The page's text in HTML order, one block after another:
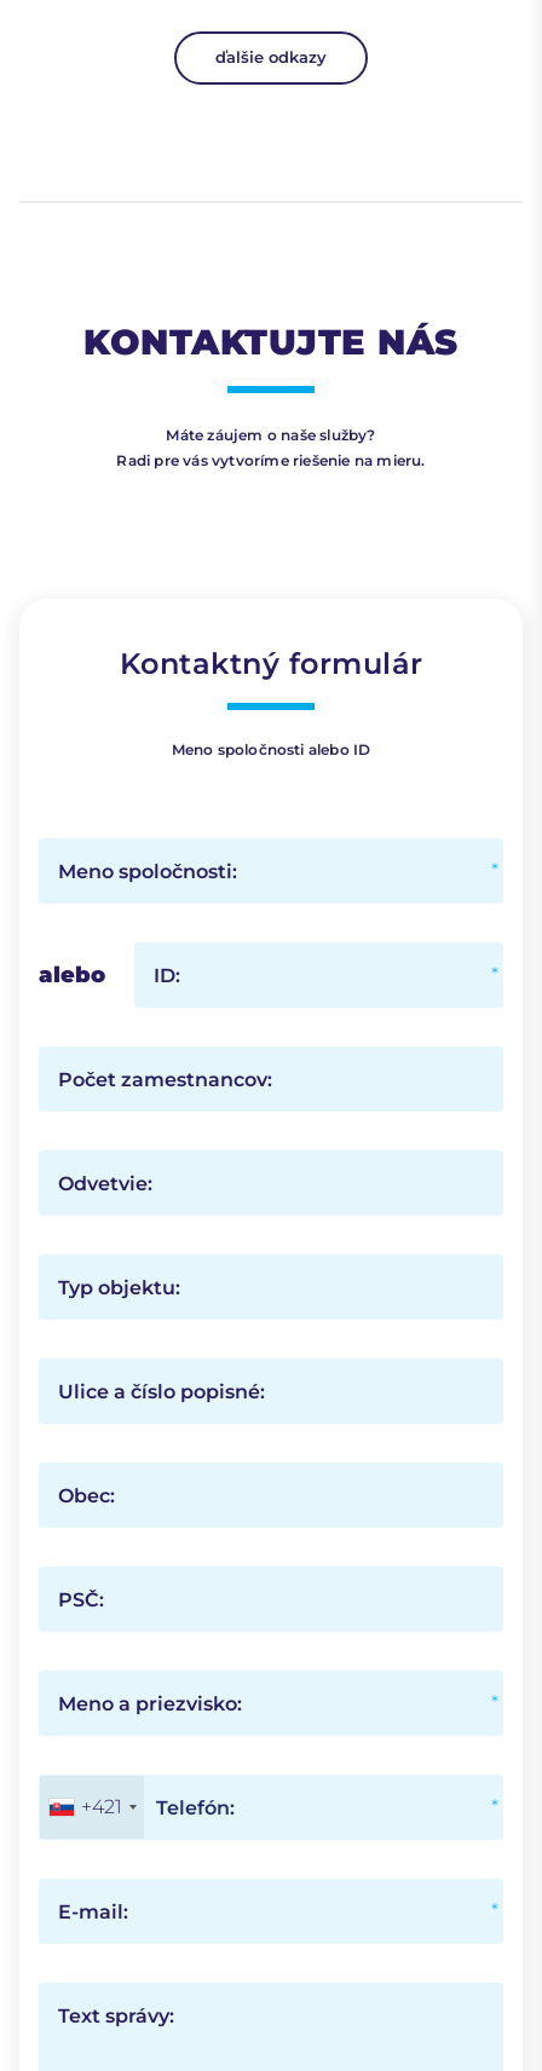
ďalšie odkazy
KONTAKTUJTE NÁS
Máte záujem o naše služby?
Radi pre vás vytvoríme riešenie na mieru.
Kontaktný formulár
Meno spoločnosti alebo ID
Meno spoločnosti:
alebo ID:
Počet zamestnancov:
Odvetvie:
Typ objektu:
Ulice a číslo popisné:
Obec:
PSČ:
Meno a priezvisko:
Telefón:
+421
E-mail:
Text správy: